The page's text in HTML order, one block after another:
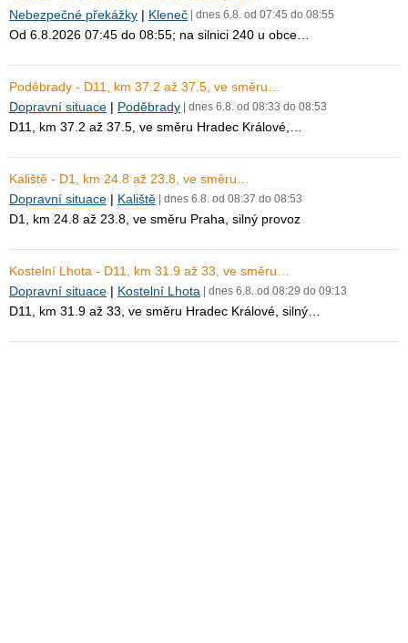
Nebezpečné překážky | Kleneč | dnes 6.8. od 07:45 do 08:55
Od 6.8.2026 07:45 do 08:55; na silnici 240 u obce…
Poděbrady - D11, km 37.2 až 37.5, ve směru…
Dopravní situace | Poděbrady | dnes 6.8. od 08:33 do 08:53
D11, km 37.2 až 37.5, ve směru Hradec Králové,…
Kaliště - D1, km 24.8 až 23.8, ve směru…
Dopravní situace | Kaliště | dnes 6.8. od 08:37 do 08:53
D1, km 24.8 až 23.8, ve směru Praha, silný provoz
Kostelní Lhota - D11, km 31.9 až 33, ve směru…
Dopravní situace | Kostelní Lhota | dnes 6.8. od 08:29 do 09:13
D11, km 31.9 až 33, ve směru Hradec Králové, silný…